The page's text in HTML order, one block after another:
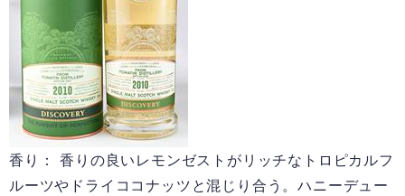
香り： 香りの良いレモンゼストがリッチなトロピカルフ
ルーツやドライココナッツと混じり合う。ハニーデュー